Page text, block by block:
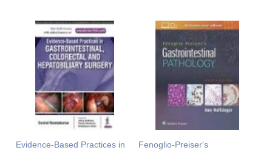
Evidence-Based Practices in
Fenoglio-Preiser's